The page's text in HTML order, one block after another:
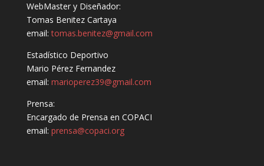
WebMaster y Diseñador:
Tomas Benitez Cartaya
email:tomas.benitez@gmail.com
Estadístico Deportivo
Mario Pérez Fernandez
email: marioperez39@gmail.com
Prensa:
Encargado de Prensa en COPACI
email: prensa@copaci.org